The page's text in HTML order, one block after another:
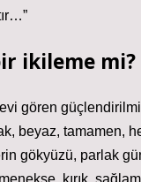
ikileme mi?
gören
beyaz, tamamen,
gökyüzü, parlak
kırık,